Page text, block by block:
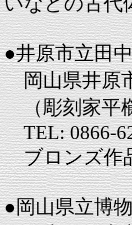
●井原市立田
岡山県井原
（彫刻家平
TEL: 0866-
ブロンズ作
●岡山県立博